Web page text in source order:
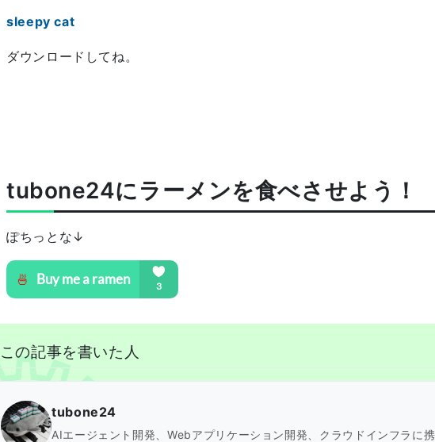
sleepy cat
ダウンロードしてね。
tubone24にラーメンを食べさせよう！
ぽちっとな↓
この記事を書いた人
tubone24
AIエージェント開発、Webアプリケーション開発、クラウドインフラに